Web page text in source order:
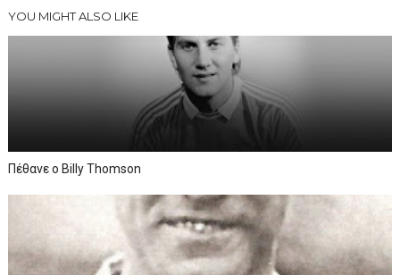
YOU MIGHT ALSO LIKE
Πέθανε ο Billy Thomson